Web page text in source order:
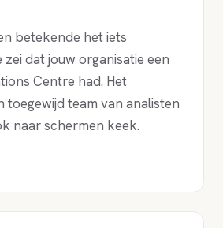
betekende het iets
zei dat jouw organisatie een
Centre had. Het
toegewijd team van analisten
naar schermen keek.